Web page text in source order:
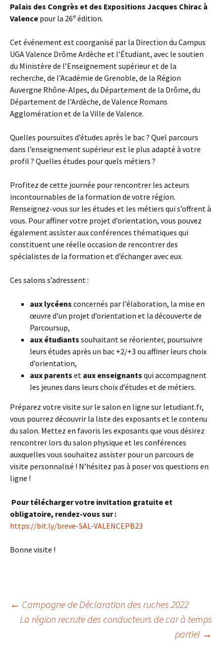
Palais des Congrès et des Expositions Jacques Chirac à
Valence pour la 26e édition.
Cet événement est coorganisé par la Direction du Campus
UGA Valence Drôme Ardèche et l’Étudiant, avec le soutien
du Ministère de l’Enseignement supérieur et de la
recherche, de l’Académie de Grenoble, de la Région
Auvergne Rhône-Alpes, du Département de la Drôme, du
Département de l’Ardèche, de Valence Romans
Agglomération et de la Ville de Valence.
Quelles poursuites d’études après le bac ? Quel parcours
dans l’enseignement supérieur est le plus adapté à votre
profil ? Quelles études pour quels métiers ?
Profitez de cette journée pour rencontrer les acteurs
incontournables de la formation de votre région.
Renseignez-vous sur les études et les métiers qui s’offrent à
vous. Pour affiner votre projet d’orientation, vous pouvez
également assister aux conférences thématiques qui
constituent une réelle occasion de rencontrer des
spécialistes de la formation et d’échanger avec eux.
Ces salons s’adressent :
aux lycéens concernés par l’élaboration, la mise en
œuvre d’un projet d’orientation et la découverte de
Parcoursup,
aux étudiants souhaitant se réorienter, poursuivre
leurs études après un bac +2/+3 ou affiner leurs choix
d’orientation,
aux parents et aux enseignants qui accompagnent
les jeunes dans leurs choix d’études et de métiers.
Préparez votre visite sur le salon en ligne sur letudiant.fr,
vous pourrez découvrir la liste des exposants et le contenu
du salon. Mettez en favoris les exposants que vous désirez
rencontrer lors du salon physique et les conférences
auxquelles vous souhaitez assister pour un parcours de
visite personnalisé ! N’hésitez pas à poser vos questions en
ligne !
Pour télécharger votre invitation gratuite et
obligatoire, rendez-vous sur :
https://bit.ly/breve-SAL-VALENCEPB23
Bonne visite !
Navigation
← Campagne de Déclaration des ruches 2022
La région recrute des conducteurs de car à temps
partiel →